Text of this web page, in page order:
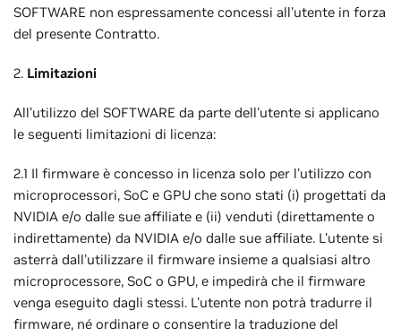
SOFTWARE non espressamente concessi all'utente in forza
del presente Contratto.
2. Limitazioni
All'utilizzo del SOFTWARE da parte dell'utente si applicano
le seguenti limitazioni di licenza:
2.1 Il firmware è concesso in licenza solo per l'utilizzo con
microprocessori, SoC e GPU che sono stati (i) progettati da
NVIDIA e/o dalle sue affiliate e (ii) venduti (direttamente o
indirettamente) da NVIDIA e/o dalle sue affiliate. L'utente si
asterrà dall'utilizzare il firmware insieme a qualsiasi altro
microprocessore, SoC o GPU, e impedirà che il firmware
venga eseguito dagli stessi. L'utente non potrà tradurre il
firmware, né ordinare o consentire la traduzione del